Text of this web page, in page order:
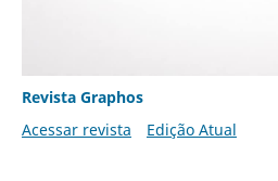
Revista Graphos
Acessar revista
Edição Atual